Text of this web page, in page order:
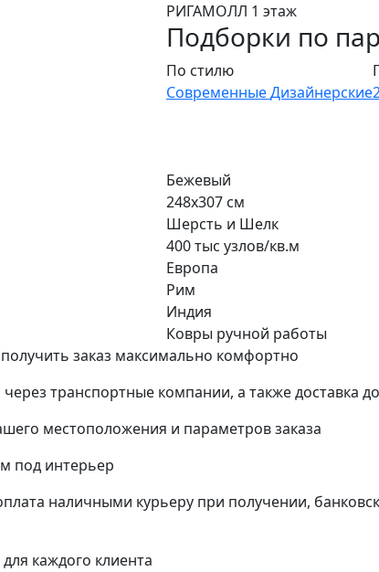
РИГАМОЛЛ 1 этаж
Подборки по
По стилю
СовременныеДизайнерские
Бежевый
248x307 см
Шерсть и Шелк
400 тыс узлов/кв.м
Европа
Рим
Индия
Ковры ручной работы
заказ максимально комфортно
транспортные компании, а также доставка
местоположения и параметров заказа
под интерьер
наличными курьеру при получении,
каждого клиента